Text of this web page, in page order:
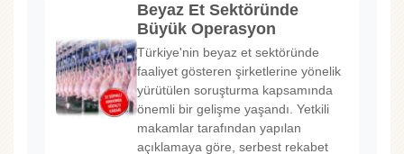
Beyaz Et Sektöründe
Büyük Operasyon
Türkiye'nin beyaz et sektöründe
faaliyet gösteren şirketlerine yönelik
yürütülen soruşturma kapsamında
önemli bir gelişme yaşandı. Yetkili
makamlar tarafından yapılan
açıklamaya göre, serbest rekabet